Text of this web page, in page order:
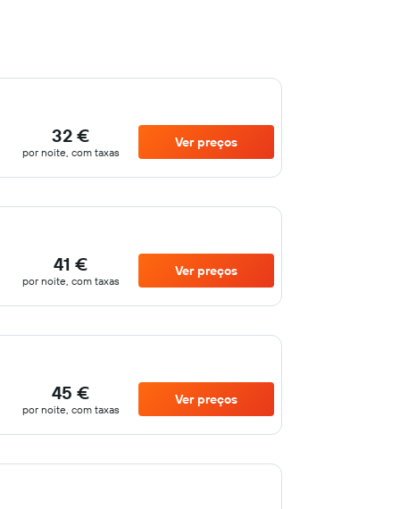
32 €
por noite, com taxas
Ver preços
41 €
por noite, com taxas
Ver preços
45 €
por noite, com taxas
Ver preços